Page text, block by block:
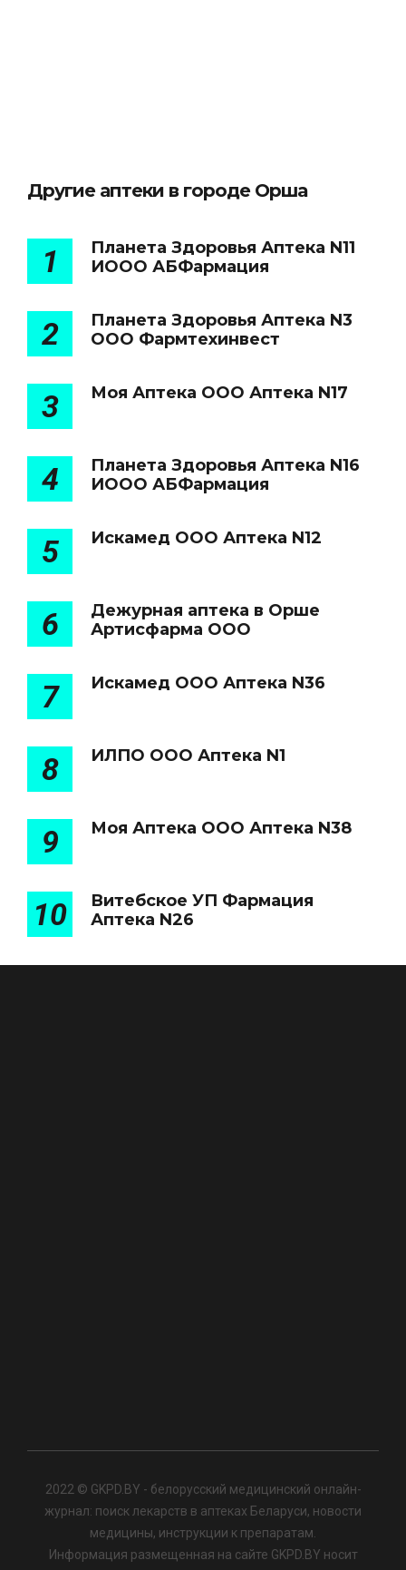
Другие аптеки в городе Орша
1
Планета Здоровья Аптека N11
ИООО АБФармация
2
Планета Здоровья Аптека N3
ООО Фармтехинвест
3 Моя Аптека ООО Аптека N17
4
Планета Здоровья Аптека N16
ИООО АБФармация
5 Искамед ООО Аптека N12
6
Дежурная аптека в Орше
Артисфарма ООО
7 Искамед ООО Аптека N36
8 ИЛПО ООО Аптека N1
9 Моя Аптека ООО Аптека N38
10
Витебское УП Фармация
Аптека N26
2022 © GKPD.BY - белорусский медицинский онлайн-
журнал: поиск лекарств в аптеках Беларуси, новости
медицины, инструкции к препаратам.
Информация размещенная на сайте GKPD.BY носит